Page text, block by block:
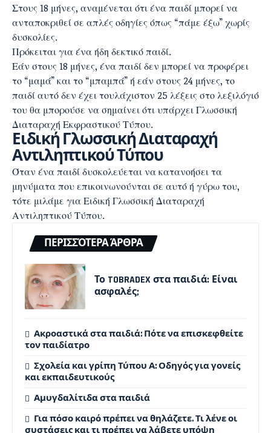
Στους 18 μήνες, αναμένεται ότι ένα παιδί μπορεί να
ανταποκριθεί σε απλές οδηγίες όπως “πάμε έξω” χωρίς
δυσκολίες.
Πρόκειται για ένα ήδη δεκτικό παιδί.
Εάν στους 18 μήνες, ένα παιδί δεν μπορεί να προφέρει
το “μαμά” και το “μπαμπά” ή εάν στους 24 μήνες, το
παιδί αυτό δεν έχει τουλάχιστον 25 λέξεις στο λεξιλόγιό
του θα μπορούσε να σημαίνει ότι υπάρχει Γλωσσική
Διαταραχή Εκφραστικού Τύπου.
Ειδική Γλωσσική Διαταραχή
Αντιληπτικού Τύπου
Όταν ένα παιδί δυσκολεύεται να κατανοήσει τα
μηνύματα που επικοινωνούνται σε αυτό ή γύρω του,
τότε μιλάμε για Ειδική Γλωσσική Διαταραχή
Αντιληπτικού Τύπου.
ΠΕΡΙΣΣΌΤΕΡΑ ΆΡΘΡΑ
Το TOBRADEX στα παιδιά: Είναι
ασφαλές;
Ακροαστικά στα παιδιά: Πότε να επισκεφθείτε
τον παιδίατρο
Σχολεία και γρίπη Τύπου Α: Οδηγός για γονείς
και εκπαιδευτικούς
Αμυγδαλίτιδα στα παιδιά
Για πόσο καιρό πρέπει να θηλάζετε. Τι λένε οι
συστάσεις και τι πρέπει να λάβετε υπόψη